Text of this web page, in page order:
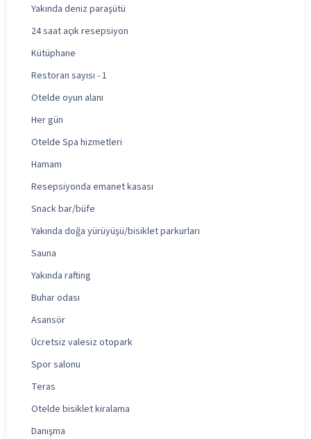
Yakında deniz paraşütü
24 saat açık resepsiyon
Kütüphane
Restoran sayısı - 1
Otelde oyun alanı
Her gün
Otelde Spa hizmetleri
Hamam
Resepsiyonda emanet kasası
Snack bar/büfe
Yakında doğa yürüyüşü/bisiklet parkurları
Sauna
Yakında rafting
Buhar odası
Asansör
Ücretsiz valesiz otopark
Spor salonu
Teras
Otelde bisiklet kiralama
Danışma